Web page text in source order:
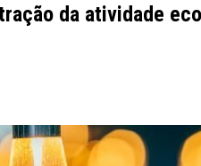
da atividade